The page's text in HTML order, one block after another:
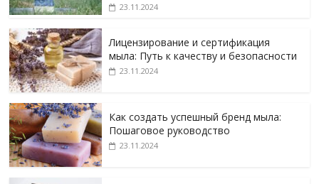
23.11.2024
Лицензирование и сертификация
мыла: Путь к качеству и безопасности
23.11.2024
Как создать успешный бренд мыла:
Пошаговое руководство
23.11.2024